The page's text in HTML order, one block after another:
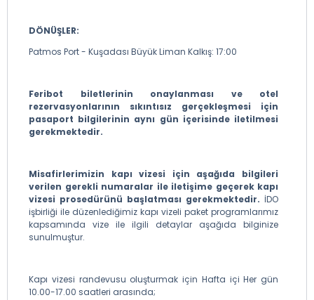
DÖNÜŞLER:
Patmos Port - Kuşadası Büyük Liman Kalkış: 17:00
Feribot biletlerinin onaylanması ve otel
rezervasyonlarının sıkıntısız gerçekleşmesi için
pasaport bilgilerinin aynı gün içerisinde iletilmesi
gerekmektedir.
Misafirlerimizin kapı vizesi için aşağıda bilgileri
verilen gerekli numaralar ile iletişime geçerek kapı
vizesi prosedürünü başlatması gerekmektedir. İDO
işbirliği ile düzenlediğimiz kapı vizeli paket programlarımız
kapsamında vize ile ilgili detaylar aşağıda bilginize
sunulmuştur.
Kapı vizesi randevusu oluşturmak için Hafta içi Her gün
10.00-17.00 saatleri arasında;